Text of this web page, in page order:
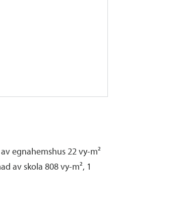
egnahemshus 22 vy-m²
av skola 808 vy-m², 1